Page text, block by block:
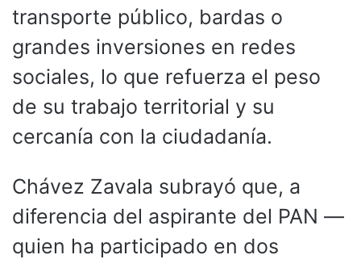
transporte público, bardas o
grandes inversiones en redes
sociales, lo que refuerza el peso
de su trabajo territorial y su
cercanía con la ciudadanía.
Chávez Zavala subrayó que, a
diferencia del aspirante del PAN —
quien ha participado en dos